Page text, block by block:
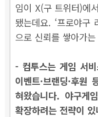
임이 X(구 트위터)에
됐는데요. ‘프로야구
으로 신뢰를 쌓아가
- 컴투스는 게임 서
이벤트·브랜딩·후원
혀왔습니다. 야구게
확장하려는 전략이